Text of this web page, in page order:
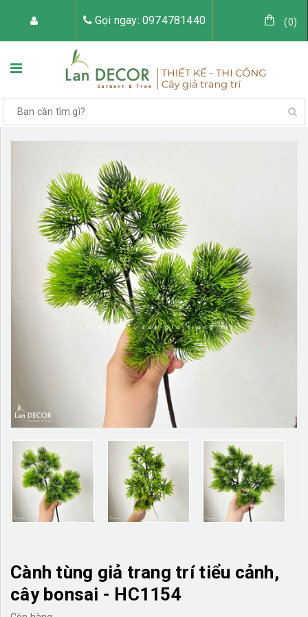
Gọi ngay: 0974781440 (0)
TRANG CHỦ
CÂY GIẢ TRANG TRÍ TIỂU CẢNH CÂY GIẢ
KHĂN TRẢI BÀN
TƯ VẤN LIÊN HỆ
Cành tùng giả trang trí tiểu cảnh,
cây bonsai - HC1154